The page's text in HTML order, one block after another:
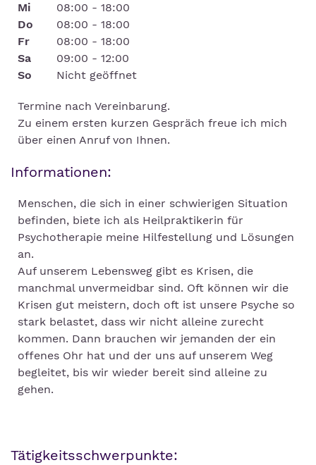
Mi
08:00 - 18:00
Do
08:00 - 18:00
Fr
08:00 - 18:00
Sa
09:00 - 12:00
So
Nicht geöffnet
Termine nach Vereinbarung.
Zu einem ersten kurzen Gespräch freue ich mich
über einen Anruf von Ihnen.
Informationen:
Menschen, die sich in einer schwierigen Situation
befinden, biete ich als Heilpraktikerin für
Psychotherapie meine Hilfestellung und Lösungen
an.
Auf unserem Lebensweg gibt es Krisen, die
manchmal unvermeidbar sind. Oft können wir die
Krisen gut meistern, doch oft ist unsere Psyche so
stark belastet, dass wir nicht alleine zurecht
kommen. Dann brauchen wir jemanden der ein
offenes Ohr hat und der uns auf unserem Weg
begleitet, bis wir wieder bereit sind alleine zu
gehen.
Tätigkeitsschwerpunkte: